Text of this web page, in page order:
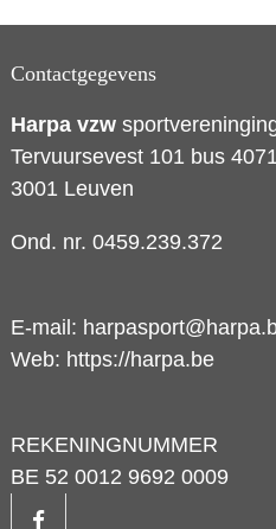
Contactgegevens
Harpa vzw
Tervuursevest 101 bus 4071
3001 Leuven
Ond. nr. 0459.239.372
E-mail:
Web: https://harpa.be
REKENINGNUMMER
BE 52 0012 9692 0009